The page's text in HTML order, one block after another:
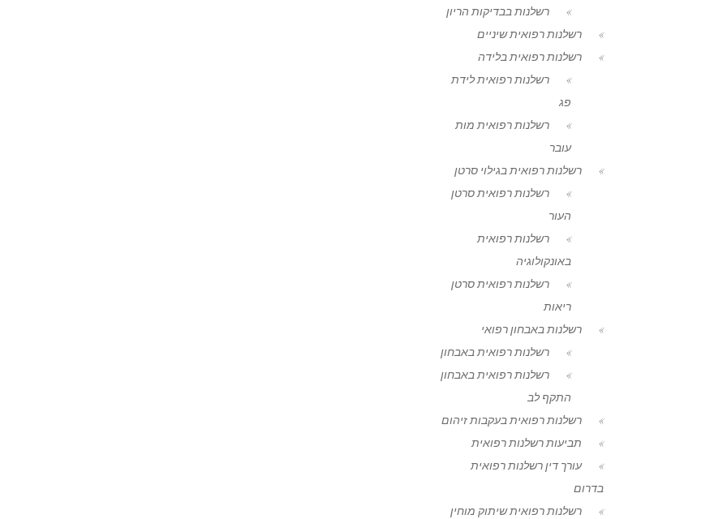
רשלנות בבדיקות הריון
רשלנות רפואית שיניים
רשלנות רפואית בלידה
רשלנות רפואית לידת
פג
רשלנות רפואית מות
עובר
רשלנות רפואית בגילוי סרטן
רשלנות רפואית סרטן
העור
רשלנות רפואית
באונקולוגיה
רשלנות רפואית סרטן
ריאות
רשלנות באבחון רפואי
רשלנות רפואית באבחון
רשלנות רפואית באבחון
התקף לב
רשלנות רפואית בעקבות זיהום
תביעות רשלנות רפואית
עורך דין רשלנות רפואית
בדרום
רשלנות רפואית שיתוק מוחין